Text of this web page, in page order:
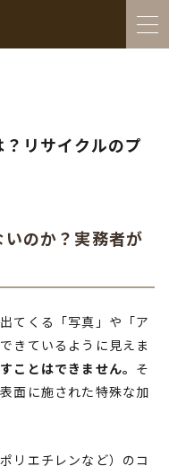
リサイクルのプ
のか？実務者が
てくる「写真」や「ア
きているように見えま
ことはできません。 そ
面に施された特殊な加
リエチレンなど）のコ